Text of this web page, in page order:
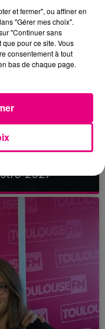
2027
et fermer", ou affiner en
"Gérer mes choix".
"Continuer sans
pour ce site. Vous
consentement à tout
bas de chaque page.